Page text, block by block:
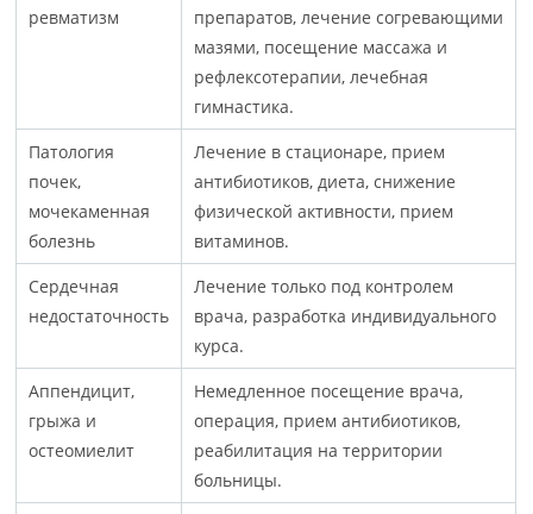
ревматизм
препаратов, лечение согревающими
мазями, посещение массажа и
рефлексотерапии, лечебная
гимнастика.
Патология
почек,
мочекаменная
болезнь
Лечение в стационаре, прием
антибиотиков, диета, снижение
физической активности, прием
витаминов.
Сердечная
недостаточность
Лечение только под контролем
врача, разработка индивидуального
курса.
Аппендицит,
грыжа и
остеомиелит
Немедленное посещение врача,
операция, прием антибиотиков,
реабилитация на территории
больницы.